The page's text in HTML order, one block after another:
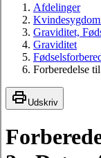
Afdelinger
Graviditet,
Graviditet
Forberedelse
Udskriv